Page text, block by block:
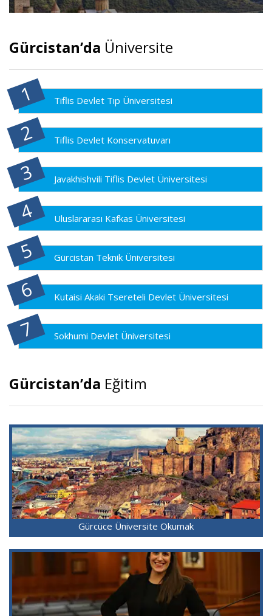
Gürcistan’da Üniversite
Tiflis Devlet Tıp Üniversitesi
Tiflis Devlet Konservatuvarı
Javakhishvili Tiflis Devlet Üniversitesi
Uluslararası Kafkas Üniversitesi
Gürcistan Teknik Üniversitesi
Kutaisi Akaki Tsereteli Devlet Üniversitesi
Sokhumi Devlet Üniversitesi
Gürcistan’da Eğitim
Gürcüce Üniversite Okumak